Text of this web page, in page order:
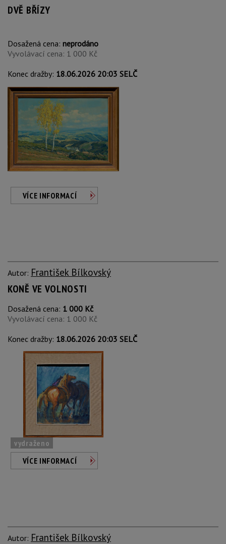
DVĚ BŘÍZY
Dosažená cena: neprodáno
Vyvolávací cena: 1 000 Kč
Konec dražby: 18.06.2026 20:03 SELČ
VÍCE INFORMACÍ
Autor: František Bílkovský
KONĚ VE VOLNOSTI
Dosažená cena: 1 000 Kč
Vyvolávací cena: 1 000 Kč
Konec dražby: 18.06.2026 20:03 SELČ
vydraženo
VÍCE INFORMACÍ
Autor: František Bílkovský